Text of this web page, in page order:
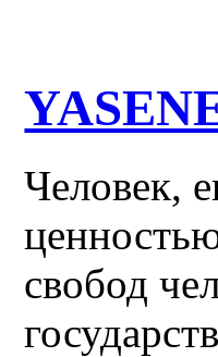
Человек,
свобод